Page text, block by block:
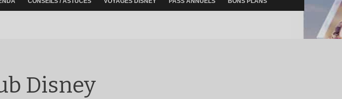
Disney